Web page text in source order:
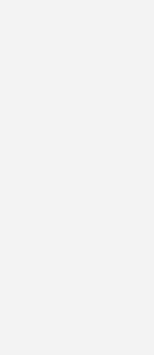
Die
–
Dazu in einer